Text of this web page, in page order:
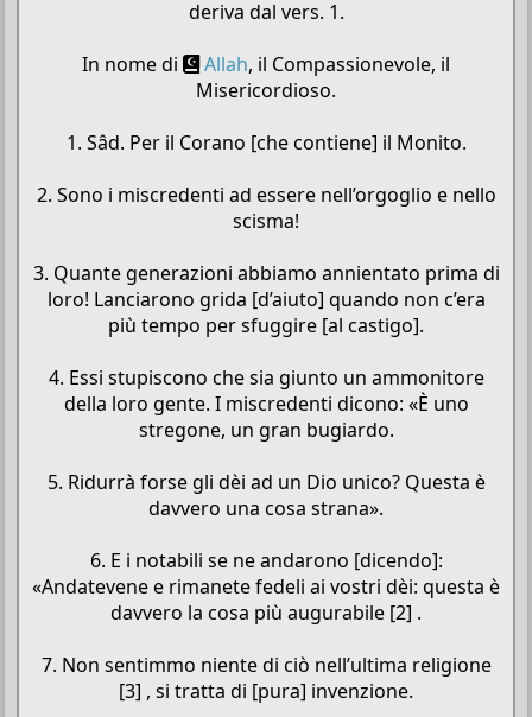
deriva dal vers. 1.
In nome di
Allah, il Compassionevole, il
Misericordioso.
1. Sâd. Per il Corano [che contiene] il Monito.
2. Sono i miscredenti ad essere nell’orgoglio e nello
scisma!
3. Quante generazioni abbiamo annientato prima di
loro! Lanciarono grida [d’aiuto] quando non c’era
più tempo per sfuggire [al castigo].
4. Essi stupiscono che sia giunto un ammonitore
della loro gente. I miscredenti dicono: «È uno
stregone, un gran bugiardo.
5. Ridurrà forse gli dèi ad un Dio unico? Questa è
davvero una cosa strana».
6. E i notabili se ne andarono [dicendo]:
«Andatevene e rimanete fedeli ai vostri dèi: questa è
davvero la cosa più augurabile [2] .
7. Non sentimmo niente di ciò nell’ultima religione
[3] , si tratta di [pura] invenzione.